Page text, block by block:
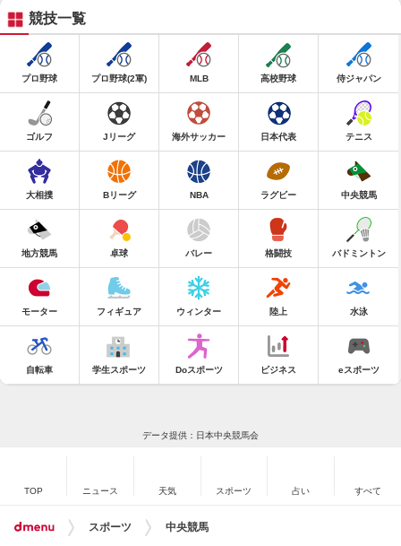
競技一覧
プロ野球 プロ野球(2軍) MLB 高校野球 侍ジャパン
ゴルフ Jリーグ 海外サッカー 日本代表 テニス
大相撲 Bリーグ NBA ラグビー 中央競馬
地方競馬 卓球 バレー 格闘技 バドミントン
モーター フィギュア ウィンター 陸上 水泳
自転車 学生スポーツ Doスポーツ ビジネス eスポーツ
データ提供：日本中央競馬会
TOP ニュース 天気 スポーツ 占い すべて
スポーツ 中央競馬